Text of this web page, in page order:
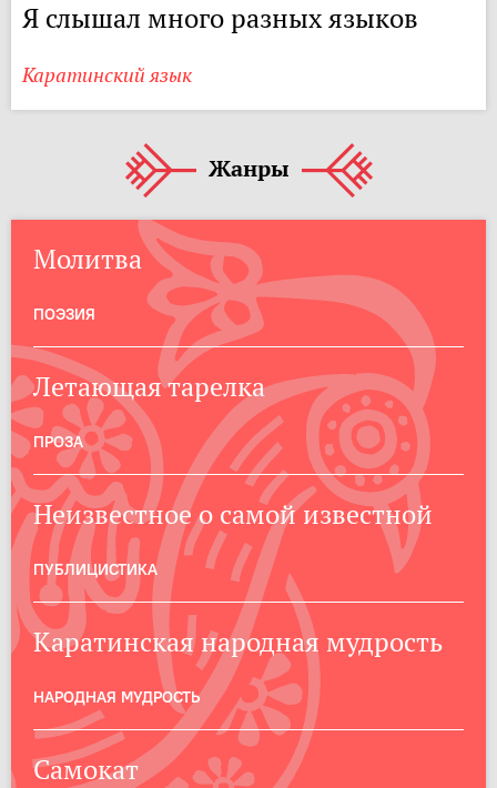
Я слышал много разных языков
Каратинский язык
Жанры
Молитва
ПОЭЗИЯ
Летающая тарелка
ПРОЗА
Неизвестное о самой известной
ПУБЛИЦИСТИКА
Каратинская народная мудрость
НАРОДНАЯ МУДРОСТЬ
Самокат